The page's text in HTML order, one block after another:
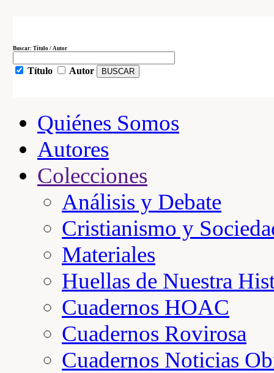
Buscar: Título / Autor
Título Autor
Quiénes Somos
Autores
Colecciones
Análisis y Debate
Cristianismo y
Materiales
Huellas de Nuestra
Cuadernos HOAC
Cuadernos Rovirosa
Cuadernos Noticias